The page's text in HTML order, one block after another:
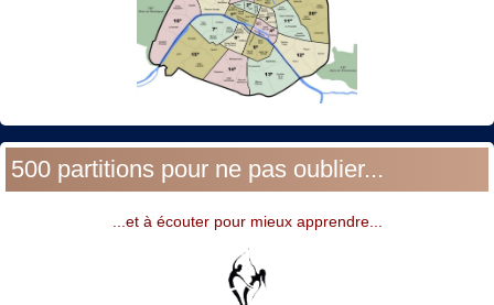
500 partitions pour ne pas oublier...
...et à écouter pour mieux apprendre...